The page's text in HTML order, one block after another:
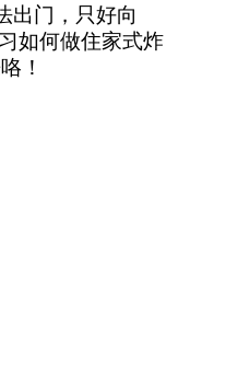
出门，只好向
如何做住家式炸
！